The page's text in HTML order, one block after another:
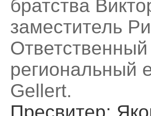
братства
заместитель
региональный
Gellert.